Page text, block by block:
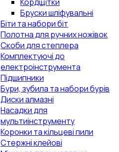
Бруски шліфувальні
Біти та набори біт
Полотна для ручних ножівок
Скоби для степлера
Комплектуючі до
електроінструмента
Підшипники
Бури, зубила та набори бурів
Диски алмазні
Насадки для
мультиінструменту
Коронки та кільцеві пили
Стержні клейові